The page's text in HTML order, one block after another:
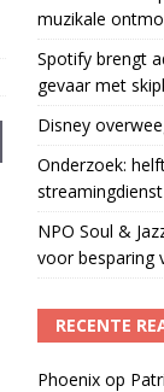
muzikale
Spotify brengt
gevaar met
Disney
Onderzoek:
NPO Soul &
voor besparing
RECENTE
Phoenixop